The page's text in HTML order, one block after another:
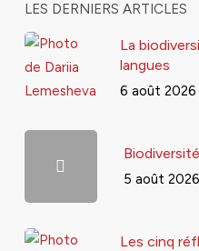
LES DERNIERS ARTICLES
La
langues
6 août 2026
5 août 2026
Les cinq